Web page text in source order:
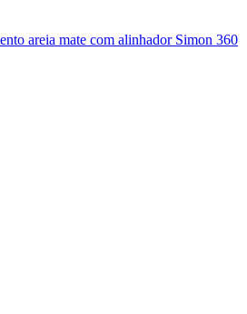
areia mate com alinhador Simon 360